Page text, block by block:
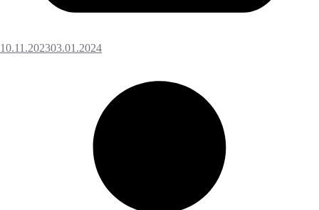
10.11.202303.01.2024